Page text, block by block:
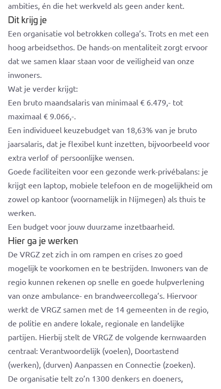
ambities, én die het werkveld als geen ander kent.
Dit krijg je
Een organisatie vol betrokken collega’s. Trots en met een
hoog arbeidsethos. De hands-on mentaliteit zorgt ervoor
dat we samen klaar staan voor de veiligheid van onze
inwoners.
Wat je verder krijgt:
Een bruto maandsalaris van minimaal € 6.479,- tot
maximaal € 9.066,-.
Een individueel keuzebudget van 18,63% van je bruto
jaarsalaris, dat je flexibel kunt inzetten, bijvoorbeeld voor
extra verlof of persoonlijke wensen.
Goede faciliteiten voor een gezonde werk-privébalans: je
krijgt een laptop, mobiele telefoon en de mogelijkheid om
zowel op kantoor (voornamelijk in Nijmegen) als thuis te
werken.
Een budget voor jouw duurzame inzetbaarheid.
Hier ga je werken
De VRGZ zet zich in om rampen en crises zo goed
mogelijk te voorkomen en te bestrijden. Inwoners van de
regio kunnen rekenen op snelle en goede hulpverlening
van onze ambulance- en brandweercollega’s. Hiervoor
werkt de VRGZ samen met de 14 gemeenten in de regio,
de politie en andere lokale, regionale en landelijke
partijen. Hierbij stelt de VRGZ de volgende kernwaarden
centraal: Verantwoordelijk (voelen), Doortastend
(werken), (durven) Aanpassen en Connectie (zoeken).
De organisatie telt zo’n 1300 denkers en doeners,